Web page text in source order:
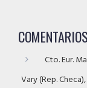
Cto. Eur.
Vary (Rep.